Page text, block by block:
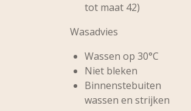
tot maat 42)
Wasadvies
Wassen op 30°C
Niet bleken
Binnenstebuiten
wassen en strijken